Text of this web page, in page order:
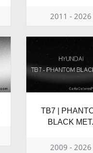
2011 - 2026
TB7 |
BLACK
2009 - 2026